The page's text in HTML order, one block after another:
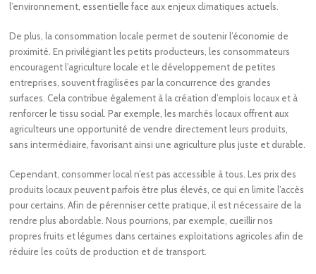
l’environnement, essentielle face aux enjeux climatiques actuels.
De plus, la consommation locale permet de soutenir l’économie de
proximité. En privilégiant les petits producteurs, les consommateurs
encouragent l’agriculture locale et le développement de petites
entreprises, souvent fragilisées par la concurrence des grandes
surfaces. Cela contribue également à la création d’emplois locaux et à
renforcer le tissu social. Par exemple, les marchés locaux offrent aux
agriculteurs une opportunité de vendre directement leurs produits,
sans intermédiaire, favorisant ainsi une agriculture plus juste et durable.
Cependant, consommer local n’est pas accessible à tous. Les prix des
produits locaux peuvent parfois être plus élevés, ce qui en limite l’accès
pour certains. Afin de pérenniser cette pratique, il est nécessaire de la
rendre plus abordable. Nous pourrions, par exemple, cueillir nos
propres fruits et légumes dans certaines exploitations agricoles afin de
réduire les coûts de production et de transport.